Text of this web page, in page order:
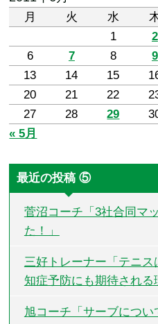
月 火 水
1
2
6
7 8 9
13
14 15
20
21 22
27
28 29
« 5月
最近の投稿 ⑤
菅沼コーチ「3社合同マ
た！」
三好トレーナー「テニ
知症予防にも期待される
旭コーチ「サーブについ